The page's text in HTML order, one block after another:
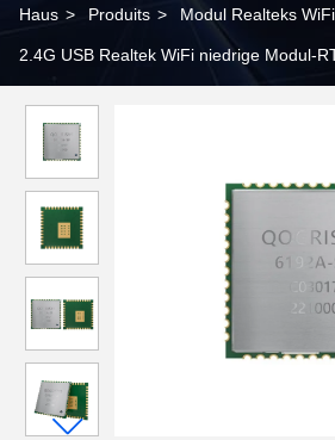
Haus > Produits > Modul Realteks WiFi
2.4G USB Realtek WiFi niedrige Modul-